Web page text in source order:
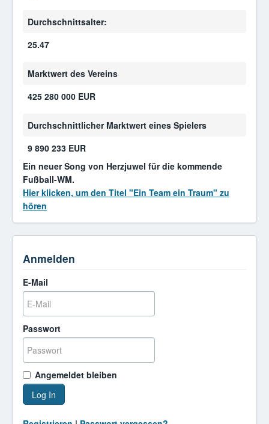
Durchschnittsalter:
25.47
Marktwert des Vereins
425 280 000 EUR
Durchschnittlicher Marktwert eines Spielers
9 890 233 EUR
Ein neuer Song von Herzjuwel für die kommende
Fußball-WM.
Hier klicken, um den Titel "Ein Team ein Traum" zu
hören
Anmelden
E-Mail
Passwort
Angemeldet bleiben
Log In